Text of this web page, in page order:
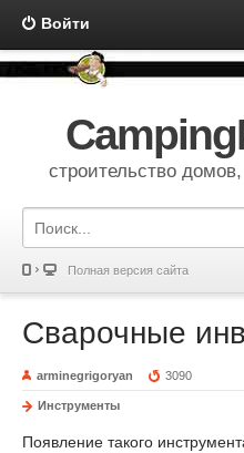
Войти
строительство
Полная версия сайта
Сварочные
arminegrigoryan 3090
Инструменты
Появление такого